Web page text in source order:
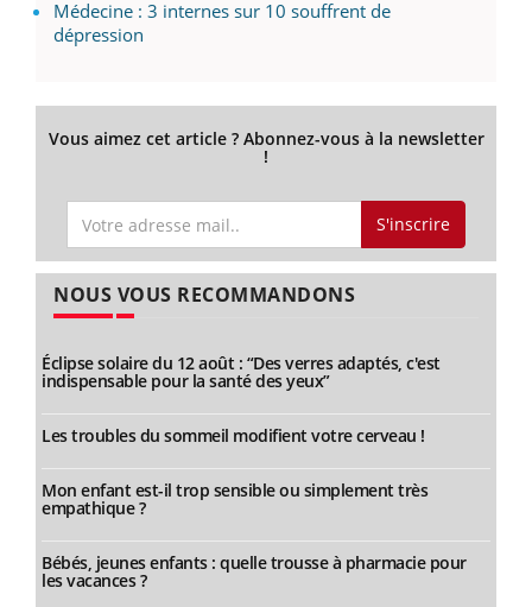
Médecine : 3 internes sur 10 souffrent de
dépression
Vous aimez cet article ? Abonnez-vous à la newsletter
!
S'inscrire
NOUS VOUS RECOMMANDONS
Éclipse solaire du 12 août : “Des verres adaptés, c'est
indispensable pour la santé des yeux”
Les troubles du sommeil modifient votre cerveau !
Mon enfant est-il trop sensible ou simplement très
empathique ?
Bébés, jeunes enfants : quelle trousse à pharmacie pour
les vacances ?